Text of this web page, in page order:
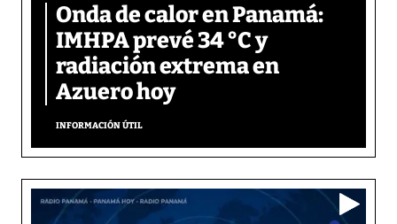
Onda de calor en Panamá:
IMHPA prevé 34 °C y
radiación extrema en
Azuero hoy
INFORMACIÓN ÚTIL